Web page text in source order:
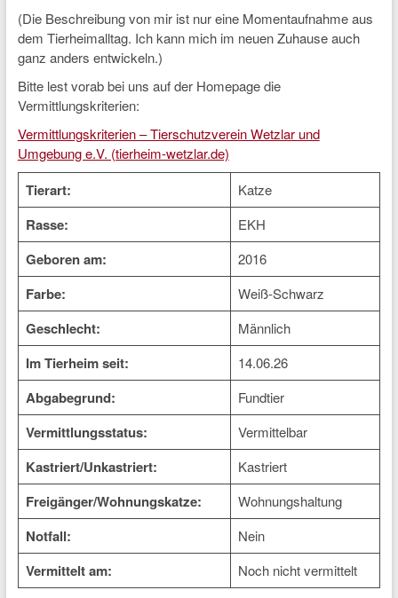
(Die Beschreibung von mir ist nur eine Momentaufnahme aus
dem Tierheimalltag. Ich kann mich im neuen Zuhause auch
ganz anders entwickeln.)
Bitte lest vorab bei uns auf der Homepage die
Vermittlungskriterien:
Vermittlungskriterien – Tierschutzverein Wetzlar und
Umgebung e.V. (tierheim-wetzlar.de)
Tierart: Katze
Rasse: EKH
Geboren am: 2016
Farbe: Weiß-Schwarz
Geschlecht: Männlich
Im Tierheim seit: 14.06.26
Abgabegrund: Fundtier
Vermittlungsstatus: Vermittelbar
Kastriert/Unkastriert: Kastriert
Freigänger/Wohnungskatze: Wohnungshaltung
Notfall: Nein
Vermittelt am: Noch nicht vermittelt